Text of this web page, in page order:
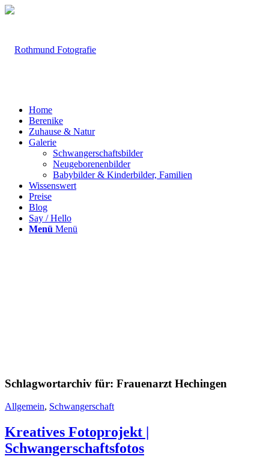
Home
Berenike
Zuhause & Natur
Galerie
Schwangerschaftsbilder
Neugeborenenbilder
Babybilder & Kinderbilder, Familien
Wissenswert
Preise
Blog
Say / Hello
Menü Menü
Schlagwortarchiv für: Frauenarzt Hechingen
Allgemein, Schwangerschaft
Kreatives Fotoprojekt |
Schwangerschaftsfotos